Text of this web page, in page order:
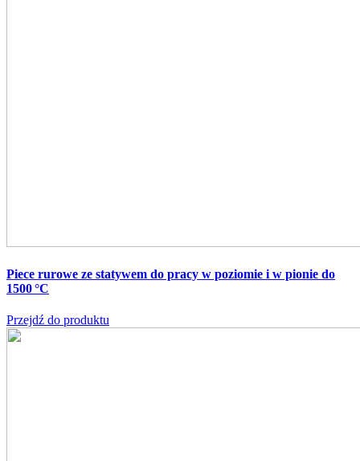
Piece rurowe ze statywem do pracy w poziomie i w pionie do
1500 °C
Przejdź do produktu